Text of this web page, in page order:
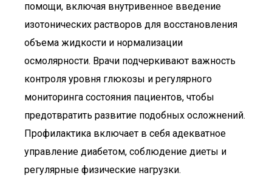
помощи, включая внутривенное введение
изотонических растворов для восстановления
объема жидкости и нормализации
осмолярности. Врачи подчеркивают важность
контроля уровня глюкозы и регулярного
мониторинга состояния пациентов, чтобы
предотвратить развитие подобных осложнений.
Профилактика включает в себя адекватное
управление диабетом, соблюдение диеты и
регулярные физические нагрузки.